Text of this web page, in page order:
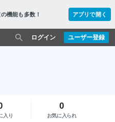
機能も多数！ アプリで開く
ユーザー登録
ログイン
入り
0
お気に入られ